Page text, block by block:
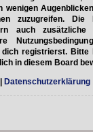
wenigen
zuzugreifen. Die
auch zusätzliche
dich registrierst. Bitte
in diesem Board
| Datenschutzerklärung